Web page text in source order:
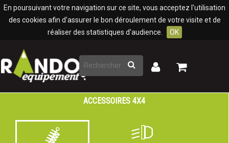
En poursuivant votre navigation sur ce site, vous acceptez l'utilisation
des cookies afin d'assurer le bon déroulement de votre visite et de
réaliser des statistiques d'audience.
OK
Rechercher
Mon
Mon
ACCESSOIRES 4X4
Panneau de gestion des cookies